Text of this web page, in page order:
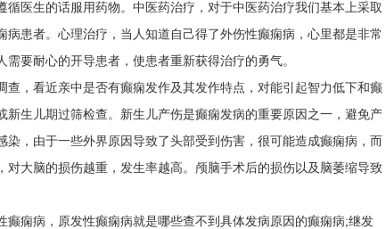
循医生的话服用药物。中医药治疗，对于中医药治疗我们基本上采取
患者。心理治疗，当人知道自己得了外伤性癫痫病，心里都是非常
要耐心的开导患者，使患者重新获得治疗的勇气。
查，看近亲中是否有癫痫发作及其发作特点，对能引起智力低下和癫
新生儿期过筛检查。新生儿产伤是癫痫发病的重要原因之一，避免产
，由于一些外界原因导致了头部受到伤害，很可能造成癫痫病，而
对大脑的损伤越重，发生率越高。颅脑手术后的损伤以及脑萎缩导致
癫痫病，原发性癫痫病就是哪些查不到具体发病原因的癫痫病;继发